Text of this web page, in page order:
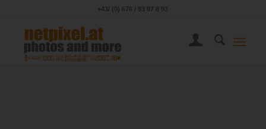
+43/ (0) 676 / 93 97 8 93